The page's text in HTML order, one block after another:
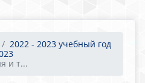
2022 - 2023 учебный год
и т...